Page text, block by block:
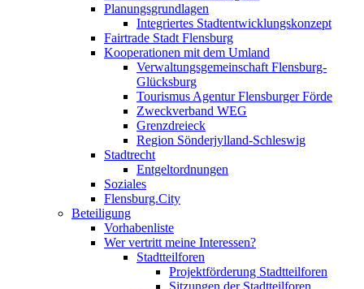
Planungsgrundlagen
Integriertes Stadtentwicklungskonzept
Fairtrade Stadt Flensburg
Kooperationen mit dem Umland
Verwaltungsgemeinschaft Flensburg-
Glücksburg
Tourismus Agentur Flensburger Förde
Zweckverband WEG
Grenzdreieck
Region Sönderjylland-Schleswig
Stadtrecht
Entgeltordnungen
Soziales
Flensburg.City
Beteiligung
Vorhabenliste
Wer vertritt meine Interessen?
Stadtteilforen
Projektförderung Stadtteilforen
Sitzungen der Stadtteilforen